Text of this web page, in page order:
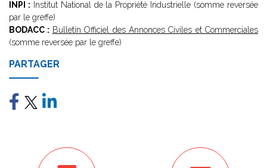
INPI : Institut National de la Propriété Industrielle (somme reversée
par le greffe)
BODACC : Bulletin Officiel des Annonces Civiles et Commerciales
(somme reversée par le greffe)
PARTAGER